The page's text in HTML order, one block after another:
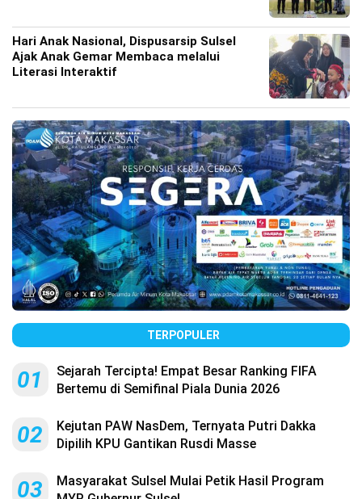
Hari Anak Nasional, Dispusarsip Sulsel
Ajak Anak Gemar Membaca melalui
Literasi Interaktif
TERPOPULER
01
Sejarah Tercipta! Empat Besar Ranking FIFA
Bertemu di Semifinal Piala Dunia 2026
02
Kejutan PAW NasDem, Ternyata Putri Dakka
Dipilih KPU Gantikan Rusdi Masse
03
Masyarakat Sulsel Mulai Petik Hasil Program